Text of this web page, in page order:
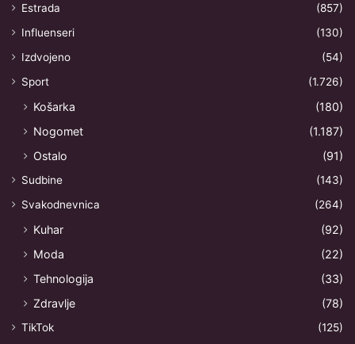
Estrada
(857)
Influenseri
(130)
Izdvojeno
(54)
Sport
(1.726)
Košarka
(180)
Nogomet
(1.187)
Ostalo
(91)
Sudbine
(143)
Svakodnevnica
(264)
Kuhar
(92)
Moda
(22)
Tehnologija
(33)
Zdravlje
(78)
TikTok
(125)